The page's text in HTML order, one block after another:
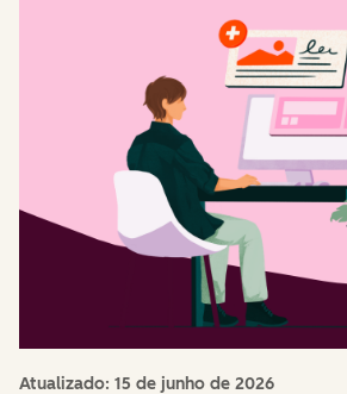
Atualizado: 15 de junho de 2026